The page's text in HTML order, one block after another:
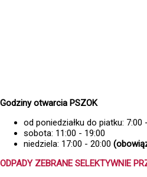
Godziny otwarcia PSZOK
od poniedziałku do piatku: 7:00
sobota: 11:00 - 19:00
niedziela: 17:00 - 20:00
ODPADY ZEBRANE SELEKTYWNIE